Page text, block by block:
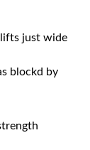
just wide
blockd by